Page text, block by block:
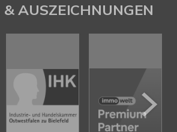
& AUSZEICHNUNGEN